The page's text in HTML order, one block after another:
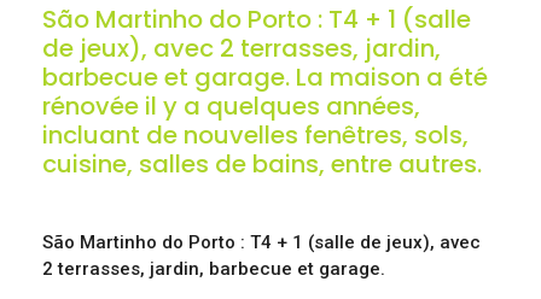
São Martinho do Porto : T4 + 1 (salle
de jeux), avec 2 terrasses, jardin,
barbecue et garage. La maison a été
rénovée il y a quelques années,
incluant de nouvelles fenêtres, sols,
cuisine, salles de bains, entre autres.
São Martinho do Porto : T4 + 1 (salle de jeux), avec
2 terrasses, jardin, barbecue et garage.